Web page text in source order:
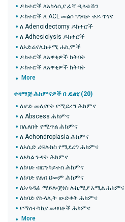
ዶክተሮች ለአካላሲያ ፊኛ ዲላቴሽን
ዶክተሮች ለ ACL መልሶ ግንባታ ቀዶ ጥገና
ለ Adenoidectomy ዶክተሮች
ለ Adhesiolysis ዶክተሮች
ለአድሬናሌክቶሚ ሐኪሞች
ዶክተሮች ለአዋቂዎች ክትባት
ዶክተሮች ለአዋቂዎች ክትባት
More
ተዛማጅ ሕክምናዎች በዴልሂ(20)
ለሆድ መለያየት የሚደረግ ሕክምና
ለ Abscess ሕክምና
በሌለበት የሚጥል ሕክምና
ለ Achondroplasia ሕክምና
ለአሲድ ሪፍሉክስ የሚደረግ ሕክምና
ለአካል ጉዳት ሕክምና
ለከባድ ብሮንካይተስ ሕክምና
ለከባድ የልብ ህመም ሕክምና
ለአጣዳፊ ማይሎጅነስ ሉኪሚያ አሚል ሕክምና
ለከባድ የኩላሊት ውድቀት ሕክምና
የማስተካከያ መዛባቶች ሕክምና
More